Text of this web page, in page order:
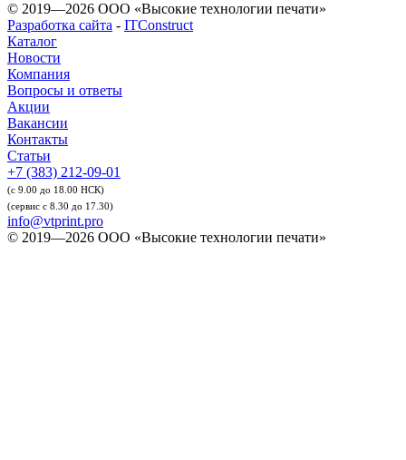
© 2019—2026 ООО «Высокие технологии печати»
Разработка сайта - ITConstruct
Каталог
Новости
Компания
Вопросы и ответы
Акции
Вакансии
Контакты
Статьи
+7 (383) 212-09-01
(с 9.00 до 18.00 НСК)
(сервис с 8.30 до 17.30)
info@vtprint.pro
© 2019—2026 ООО «Высокие технологии печати»